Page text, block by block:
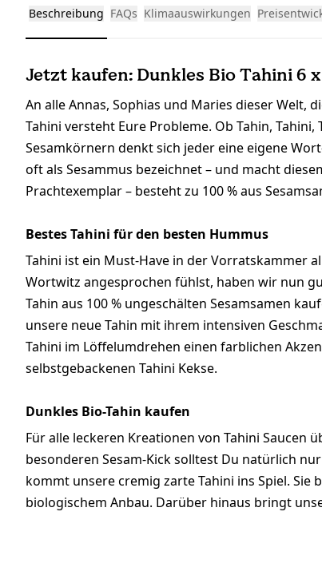
Beschreibung FAQs Klimaauswirkungen
Jetzt kaufen: Dunkles Bio Tahini 6
An alle Annas, Sophias und Maries dieser Welt,
Tahini versteht Eure Probleme. Ob Tahin,
Sesamkörnern denkt sich jeder eine eigene
oft als Sesammus bezeichnet – und macht
Prachtexemplar – besteht zu 100 % aus
Bestes Tahini für den besten Hummus
Tahini ist ein Must-Have in der Vorratskammer
Wortwitz angesprochen fühlst, haben wir nun
Tahin aus 100 % ungeschälten Sesamsamen
unsere neue Tahin mit ihrem intensiven
Tahini im Löffelumdrehen einen farblichen
selbstgebackenen Tahini Kekse.
Dunkles Bio-Tahin kaufen
Für alle leckeren Kreationen von Tahini Saucen
besonderen Sesam-Kick solltest Du natürlich
kommt unsere cremig zarte Tahini ins Spiel.
biologischem Anbau. Darüber hinaus bringt